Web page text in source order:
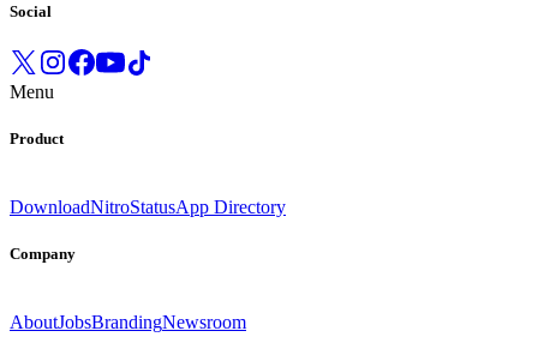
Social
Menu
Product
DownloadNitroStatusApp Directory
Company
AboutJobsBrandingNewsroom